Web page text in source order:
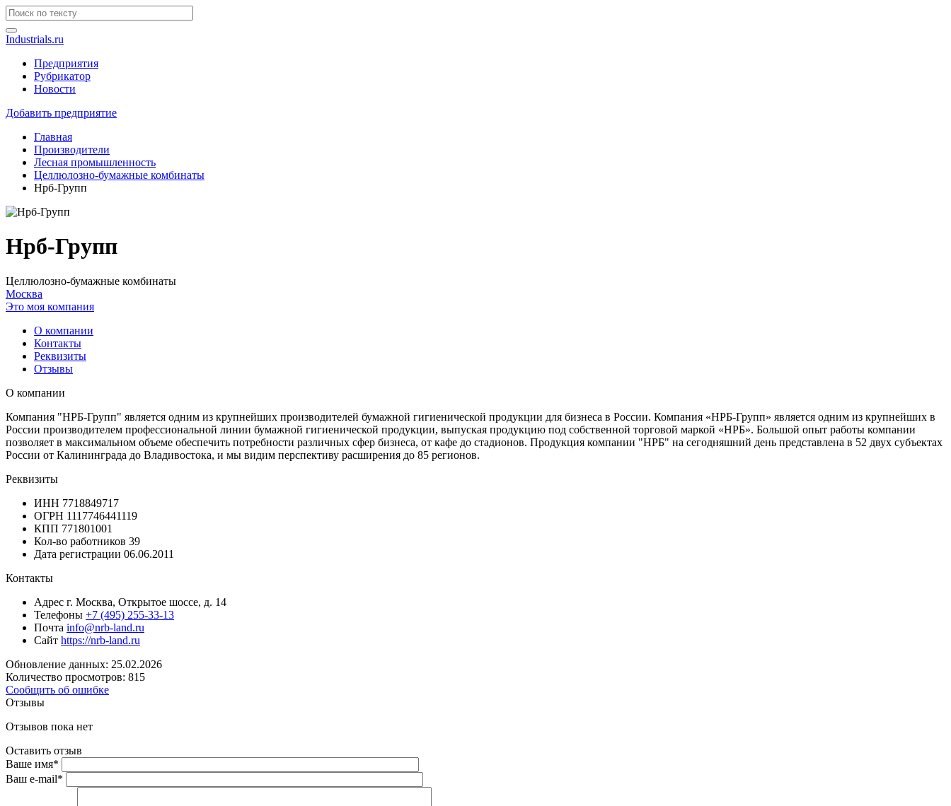
Industrials.ru
Предприятия
Рубрикатор
Новости
Добавить предприятие
Главная
Производители
Лесная промышленность
Целлюлозно-бумажные комбинаты
Нрб-Групп
Нрб-Групп
Целлюлозно-бумажные комбинаты
Москва
Это моя компания
О компании
Контакты
Реквизиты
Отзывы
О компании
Компания "НРБ-Групп" является одним из крупнейших производителей бумажной гигиенической продукции для бизнеса в России. Компания «НРБ-Групп» является одним из крупнейших в
России производителем профессиональной линии бумажной гигиенической продукции, выпуская продукцию под собственной торговой маркой «НРБ». Большой опыт работы компании
позволяет в максимальном объеме обеспечить потребности различных сфер бизнеса, от кафе до стадионов. Продукция компании "НРБ" на сегодняшний день представлена в 52 двух субъектах
России от Калининграда до Владивостока, и мы видим перспективу расширения до 85 регионов.
Реквизиты
ИНН 7718849717
ОГРН 1117746441119
КПП 771801001
Кол-во работников 39
Дата регистрации 06.06.2011
Контакты
Адрес г. Москва, Открытое шоссе, д. 14
Телефоны +7 (495) 255-33-13
Почта info@nrb-land.ru
Сайт https://nrb-land.ru
Обновление данных: 25.02.2026
Количество просмотров: 815
Сообщить об ошибке
Отзывы
Отзывов пока нет
Оставить отзыв
Ваше имя*
Ваш e-mail*